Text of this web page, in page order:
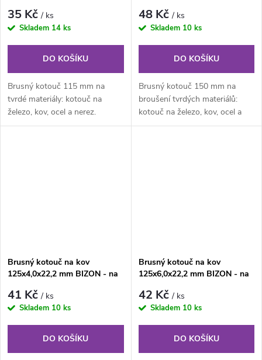
35 Kč/ ks
Skladem 14 ks
DO KOŠÍKU
Brusný kotouč 115 mm na
tvrdé materiály: kotouč na
železo, kov, ocel a nerez.
48 Kč/ ks
Skladem 10 ks
DO KOŠÍKU
Brusný kotouč 150 mm na
broušení tvrdých materiálů:
kotouč na železo, kov, ocel a
nerez.
Brusný kotouč na kov
125x4,0x22,2 mm BIZON - na
41 Kč/ ks
Skladem 10 ks
DO KOŠÍKU
Brusný kotouč na kov
125x6,0x22,2 mm BIZON - na
42 Kč/ ks
Skladem 10 ks
DO KOŠÍKU